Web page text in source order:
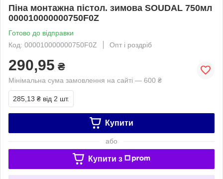
Піна монтажна пістол. зимова SOUDAL 750мл
000010000000750F0Z
Готово до відправки
Код: 000010000000750F0Z
Опт і роздріб
290,95 ₴
Мінімальна сума замовлення на сайті — 600 ₴
285,13 ₴ від 2 шт.
Купити
або
Купити з